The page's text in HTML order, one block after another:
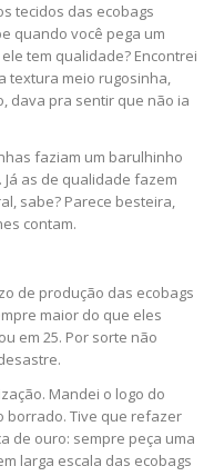
tecidos das ecobags
quando você pega um
tem qualidade? Encontrei
textura meio rugosinha,
dava pra sentir que não ia
faziam um barulhinho
as de qualidade fazem
sabe? Parece besteira,
contam.
de produção das ecobags
maior do que eles
em 25. Por sorte não
Mandei o logo do
borrado. Tive que refazer
de ouro: sempre peça uma
larga escala das ecobags